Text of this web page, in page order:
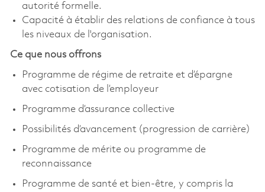
autorité formelle.
Capacité à établir des relations de confiance à tous
les niveaux de l'organisation.
Ce que nous offrons
Programme de régime de retraite et d’épargne
avec cotisation de l’employeur
Programme d’assurance collective
Possibilités d’avancement (progression de carrière)
Programme de mérite ou programme de
reconnaissance
Programme de santé et bien-être, y compris la